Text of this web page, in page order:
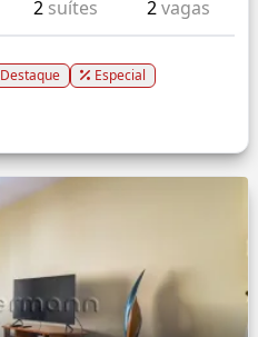
2 suítes 2vagas
Destaque
Especial